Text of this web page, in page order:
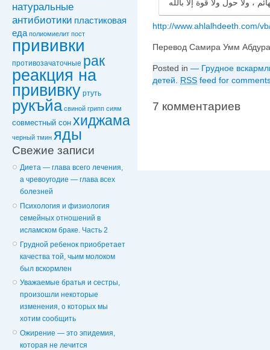
натуральные
антибиотики пластиковая
еда полиомиелит пост
прививки
противозачаточные рак
реакция на
прививку ртуть
рукъйа свиной грипп сиям
совместный сон хиджама
черный тмин яды
Свежие записи
Диета — глава всего лечения,
а чревоугодие — глава всех
болезней
Психология и физиология
семейных отношений в
исламском браке. Часть 2
Грудной ребенок приобретает
качества той, чьим молоком
был вскормлен
Уважаемые братья и сестры,
произошли некоторые
изменения, о которых мы
хотим сообщить
Ожирение — это эпидемия,
которая не лечится
http://www.ahlalhdeeth.com/
Перевод Самира Умм
Posted in — Грудное
детей
RSS feed for
7 комментариев